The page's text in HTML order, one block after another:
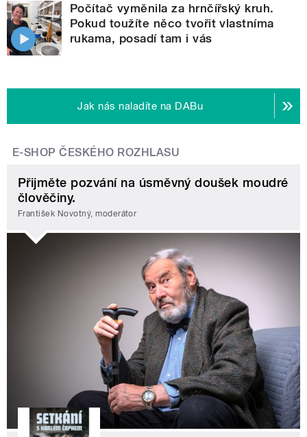
Počítač vyměnila za hrnčířský kruh.
Pokud toužíte něco tvořit vlastníma
rukama, posadí tam i vás
Jak nás naladíte na DABu
E-SHOP ČESKÉHO ROZHLASU
Přijměte pozvání na úsměvný doušek moudré
člověčiny.
František Novotný, moderátor